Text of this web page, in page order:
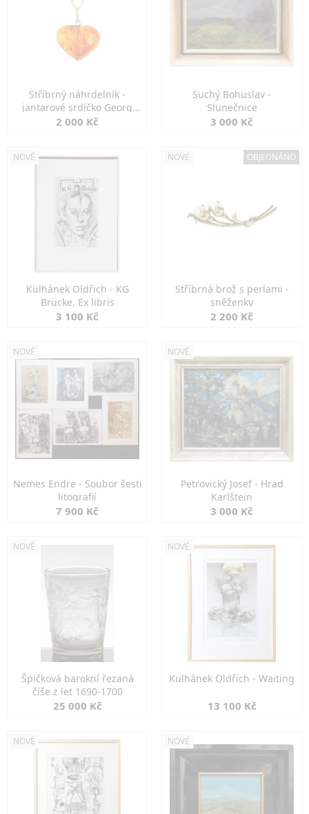
Stříbrný náhrdelník -
jantarové srdíčko Georg
Kramer
2 000 Kč
Suchý Bohuslav -
Slunečnice
3 000 Kč
NOVÉ
Kulhánek Oldřich - KG
Brücke, Ex libris
3 100 Kč
NOVÉ OBJEDNÁNO
Stříbrná brož s perlami -
sněženky
2 200 Kč
NOVÉ
Nemes Endre - Soubor šesti
litografií
7 900 Kč
NOVÉ
Petrovický Josef - Hrad
Karlštejn
3 000 Kč
NOVÉ
Špičková barokní řezaná
číše z let 1690-1700
25 000 Kč
NOVÉ
Kulhánek Oldřich - Waiting
13 100 Kč
NOVÉ NOVÉ